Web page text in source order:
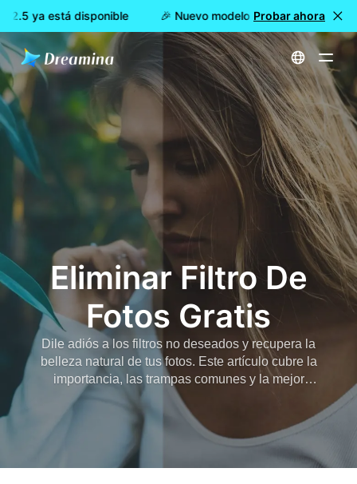
2.5 ya está disponible 🎉 Nuevo modelo DISPONIBLE:
Probar ahora
Inicio Herramientas Eliminar Filtro De Fotos Gratis
Eliminar Filtro De
Fotos Gratis
Dile adiós a los filtros no deseados y recupera la
belleza natural de tus fotos. Este artículo cubre la
importancia, las trampas comunes y la mejor
herramienta impulsada por IA, Dreamina, para
eliminar fácilmente los filtros de las fotos en línea.